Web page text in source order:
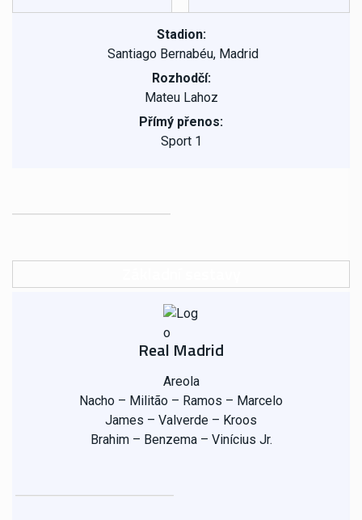
Stadion:
Santiago Bernabéu, Madrid
Rozhodčí:
Mateu Lahoz
Přímý přenos:
Sport 1
Real Madrid
Areola
Nacho – Militão – Ramos – Marcelo
James – Valverde – Kroos
Brahim – Benzema – Vinícius Jr.